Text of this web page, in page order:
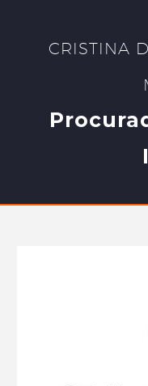
CRISTINA